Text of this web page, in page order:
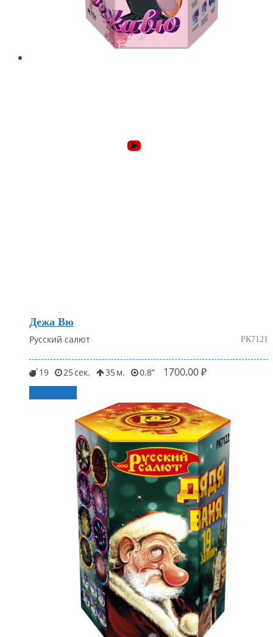
Дежа Вю
РК7121
Русский салют
19 25 35 0.8 1700.00₽